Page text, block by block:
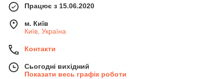
Працює з 15.06.2020
м. Київ
Київ, Україна
Контакти
Сьогодні вихідний
Показати весь графік роботи